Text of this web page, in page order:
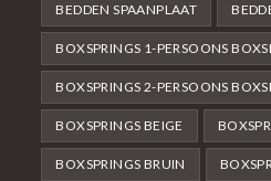
BEDDEN SPAANPLAAT
BOXSPRINGS 1-PERSOONS
BOXSPRINGS 2-PERSOONS
BOXSPRINGS BEIGE
BOXSPRINGS BRUIN